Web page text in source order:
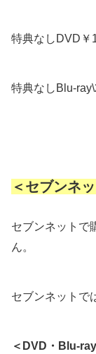
特典なしDVD
特典なしBlu-
＜セブンネ
セブンネットで
ん。
セブンネットで
＜DVD・Blu-